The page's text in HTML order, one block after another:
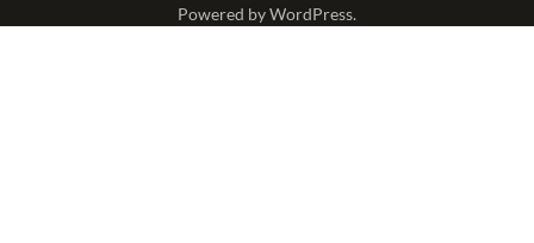
Powered byWordPress.